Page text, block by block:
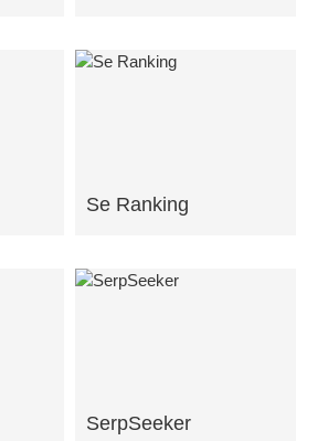
Se Ranking
SerpSeeker